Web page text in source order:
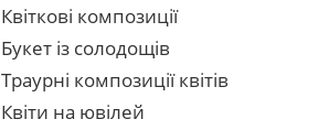
Квіткові композиції
Букет із солодощів
Траурні композиції квітів
Квіти на ювілей